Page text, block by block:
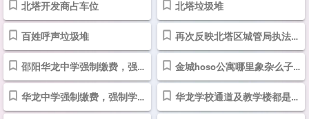
北塔开发商占车位 北塔垃圾堆
百姓呼声垃圾堆 再次反映北塔区城管局执法大队何某欺骗事实-百姓呼声
邵阳华龙中学强制缴费，强制学生参加活动 金城hoso公寓哪里象杂么子样子
华龙中学强制缴费，强制学生参加活动 华龙学校通道及教学楼都是违章建筑